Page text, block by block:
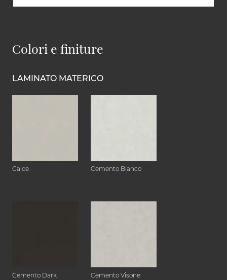
Colori e finiture
LAMINATO MATERICO
Calce Cemento Bianco
Cemento Dark Cemento Visone